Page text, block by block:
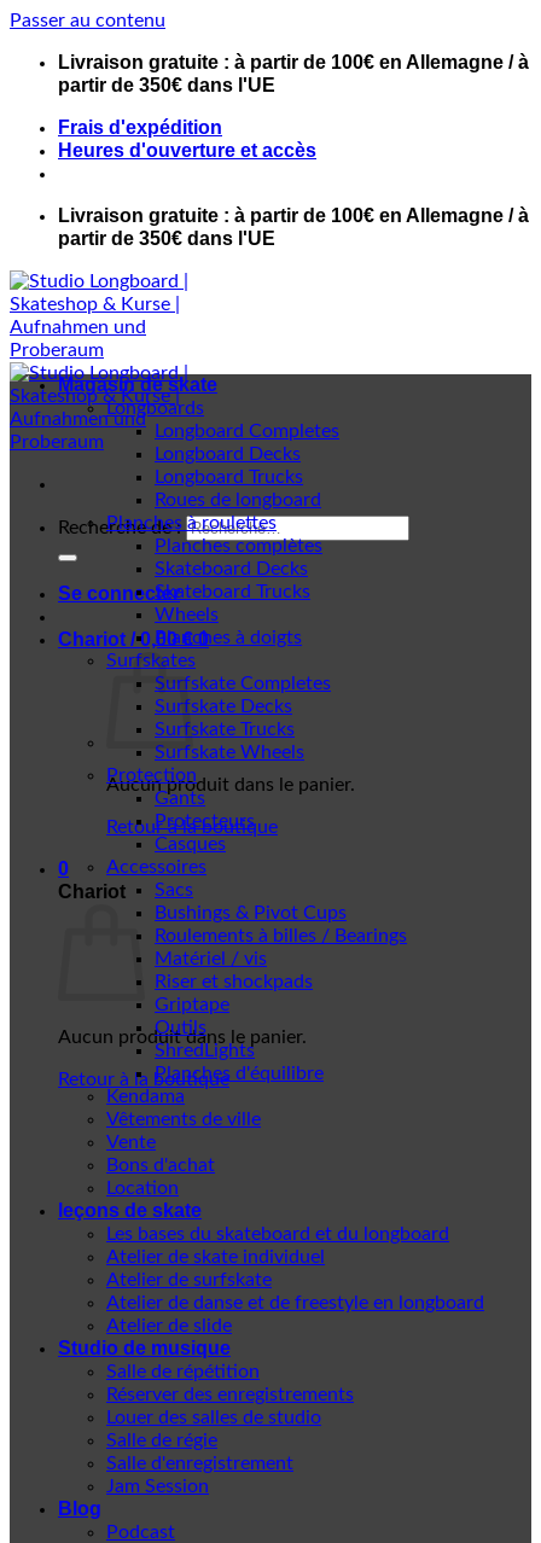
Passer au contenu
Livraison gratuite : à partir de 100€ en Allemagne / à
partir de 350€ dans l'UE
Frais d'expédition
Heures d'ouverture et accès
Livraison gratuite : à partir de 100€ en Allemagne / à
partir de 350€ dans l'UE
Recherche de :
Se connecter
Chariot /0,00€ 0
Aucun produit dans le panier.
Retour à la boutique
0
Chariot
Aucun produit dans le panier.
Retour à la boutique
Magasin de skate
Longboards
Longboard Completes
Longboard Decks
Longboard Trucks
Roues de longboard
Planches à roulettes
Planches complètes
Skateboard Decks
Skateboard Trucks
Wheels
Planches à doigts
Surfskates
Surfskate Completes
Surfskate Decks
Surfskate Trucks
Surfskate Wheels
Protection
Gants
Protecteurs
Casques
Accessoires
Sacs
Bushings & Pivot Cups
Roulements à billes / Bearings
Matériel / vis
Riser et shockpads
Griptape
Outils
ShredLights
Planches d'équilibre
Kendama
Vêtements de ville
Vente
Bons d'achat
Location
leçons de skate
Les bases du skateboard et du longboard
Atelier de skate individuel
Atelier de surfskate
Atelier de danse et de freestyle en longboard
Atelier de slide
Studio de musique
Salle de répétition
Réserver des enregistrements
Louer des salles de studio
Salle de régie
Salle d'enregistrement
Jam Session
Blog
Podcast